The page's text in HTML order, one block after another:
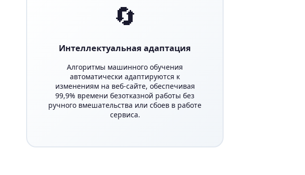
🔄
Интеллектуальная адаптация
Алгоритмы машинного обучения
автоматически адаптируются к
изменениям на веб-сайте, обеспечивая
99,9% времени безотказной работы без
ручного вмешательства или сбоев в работе
сервиса.